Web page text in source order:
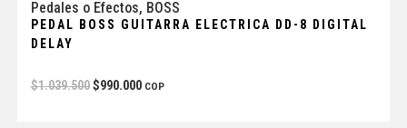
Pedales o Efectos, BOSS
PEDAL BOSS GUITARRA ELECTRICA DD-8 DIGITAL
DELAY
$1.039.500 $990.000 COP